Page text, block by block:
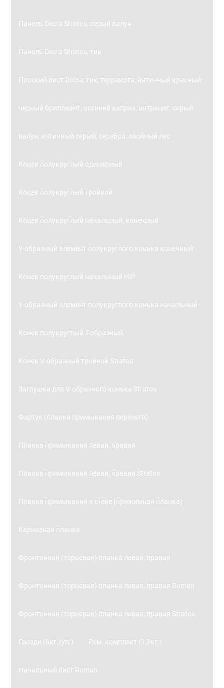
Панель Decra Stratos, серый валун
Панель Decra Stratos, тик
Плоский лист Decra, тик, терракота, античный красный,
черный бриллиант, осенний каприз, антрацит, серый
валун, античный серый, серебро, хвойный лес
Конек полукруглый одинарный
Конек полукруглый тройной
Конек полукруглый начальный, конечный
Y-образный элемент полукруглого конька конечный
Конек полукруглый начальный HIP
Y-образный элемент полукруглого конька начальный
Конек полукруглый Т-образный
Конек V-образный тройной Stratos
Заглушка для V-образного конька Stratos
Фартук (планка примыкания верхнего)
Планка примыкания левая, правая
Планка примыкания левая, правая Stratos
Планка примыкания к стене (прижимная планка)
Карнизная планка
Фронтонная (торцевая) планка левая, правая
Фронтонная (торцевая) планка левая, правая Roman
Фронтонная (торцевая) планка левая, правая Stratos
Гвозди (6кг./уп.) Рем. комплект (1,2кг.)
Начальный лист Roman